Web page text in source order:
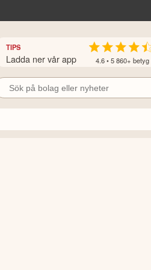
TIPS
Ladda ner vår app 4.6 • 5 860+ betyg